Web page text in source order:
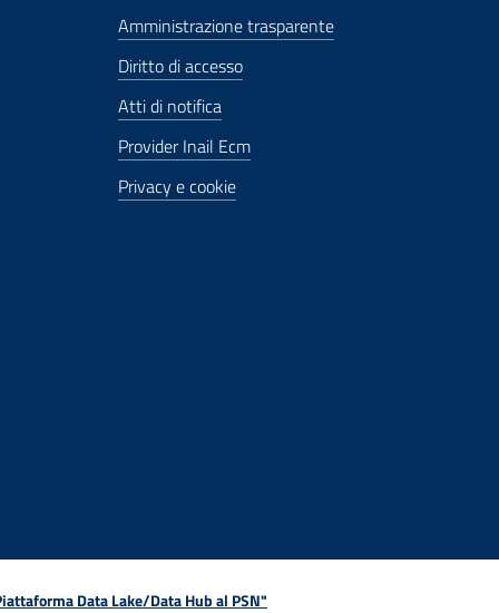
Amministrazione trasparente
Diritto di accesso
Atti di notifica
Provider Inail Ecm
Privacy e cookie
Data Lake/Data Hub al PSN"